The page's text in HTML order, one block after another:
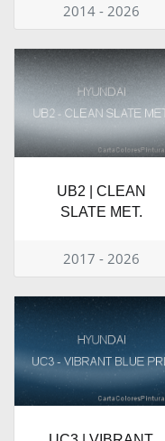
2014 - 2026
UB2 | CLEAN
SLATE MET.
2017 - 2026